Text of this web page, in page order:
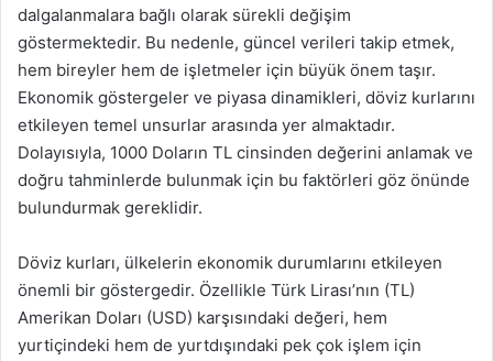
dalgalanmalara bağlı olarak sürekli değişim
göstermektedir. Bu nedenle, güncel verileri takip etmek,
hem bireyler hem de işletmeler için büyük önem taşır.
Ekonomik göstergeler ve piyasa dinamikleri, döviz kurlarını
etkileyen temel unsurlar arasında yer almaktadır.
Dolayısıyla, 1000 Doların TL cinsinden değerini anlamak ve
doğru tahminlerde bulunmak için bu faktörleri göz önünde
bulundurmak gereklidir.
Döviz kurları, ülkelerin ekonomik durumlarını etkileyen
önemli bir göstergedir. Özellikle Türk Lirası’nın (TL)
Amerikan Doları (USD) karşısındaki değeri, hem
yurtiçindeki hem de yurtdışındaki pek çok işlem için